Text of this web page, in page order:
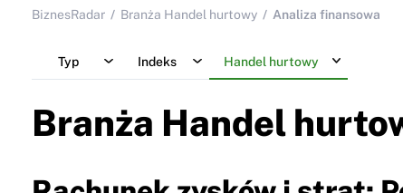
BiznesRadar Branża Handel hurtowy Analiza finansowa
Typ Indeks Handel hurtowy
Branża Handel